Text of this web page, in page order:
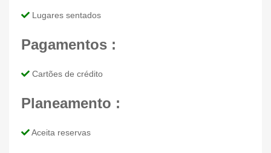
Lugares sentados
Pagamentos :
Cartões de crédito
Planeamento :
Aceita reservas